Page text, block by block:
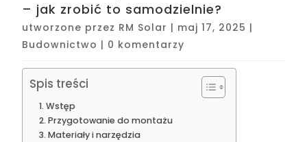
– jak zrobić to samodzielnie?
utworzone przez RM Solar | maj 17, 2025 |
Budownictwo | 0 komentarzy
Spis treści
Wstęp
Przygotowanie do montażu
Materiały i narzędzia